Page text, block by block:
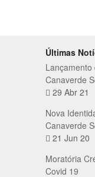
Últimas
Lançamento
Canaverde
29 Abr 21
Nova
Canaverde
21 Jun 20
Moratória
Covid 19